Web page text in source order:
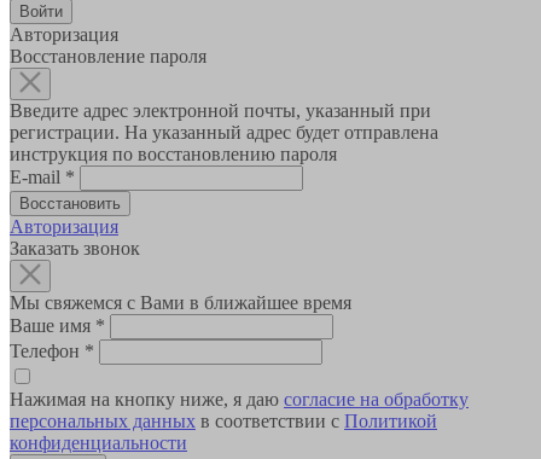
Авторизация
Восстановление пароля
Введите адрес электронной почты, указанный при
регистрации. На указанный адрес будет отправлена
инструкция по восстановлению пароля
E-mail *
Авторизация
Заказать звонок
Мы свяжемся с Вами в ближайшее время
Ваше имя *
Телефон *
Нажимая на кнопку ниже, я даю согласие на обработку
персональных данных в соответствии с Политикой
конфиденциальности